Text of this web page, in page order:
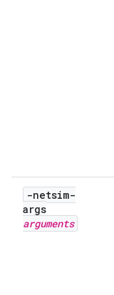
-netsim-
args
arguments